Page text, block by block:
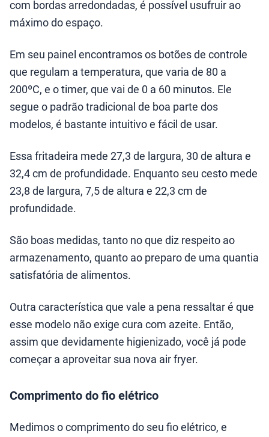
com bordas arredondadas, é possível usufruir ao
máximo do espaço.
Em seu painel encontramos os botões de controle
que regulam a temperatura, que varia de 80 a
200ºC, e o timer, que vai de 0 a 60 minutos. Ele
segue o padrão tradicional de boa parte dos
modelos, é bastante intuitivo e fácil de usar.
Essa fritadeira mede 27,3 de largura, 30 de altura e
32,4 cm de profundidade. Enquanto seu cesto mede
23,8 de largura, 7,5 de altura e 22,3 cm de
profundidade.
São boas medidas, tanto no que diz respeito ao
armazenamento, quanto ao preparo de uma quantia
satisfatória de alimentos.
Outra característica que vale a pena ressaltar é que
esse modelo não exige cura com azeite. Então,
assim que devidamente higienizado, você já pode
começar a aproveitar sua nova air fryer.
Comprimento do fio elétrico
Medimos o comprimento do seu fio elétrico, e